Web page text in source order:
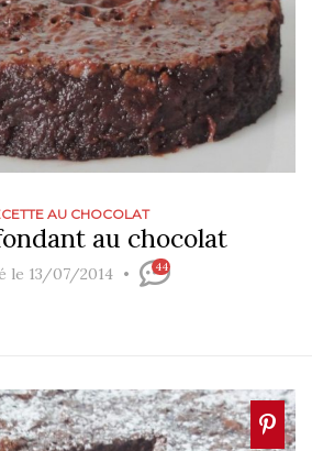
AU CHOCOLAT
au chocolat
le 13/07/2014 44